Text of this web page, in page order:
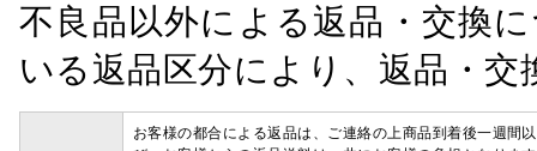
不良品以外による返品・交換
いる返品区分により、返品・
お客様の都合による返品は、ご連絡の上商品到着後一週間